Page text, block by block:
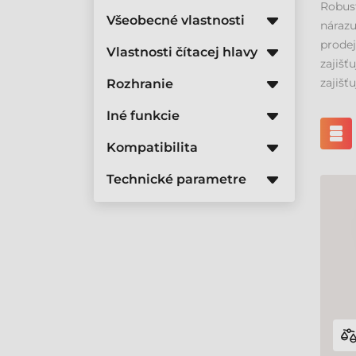
Všeobecné vlastnosti
Vlastnosti čítacej hlavy
Rozhranie
Iné funkcie
Kompatibilita
Technické parametre